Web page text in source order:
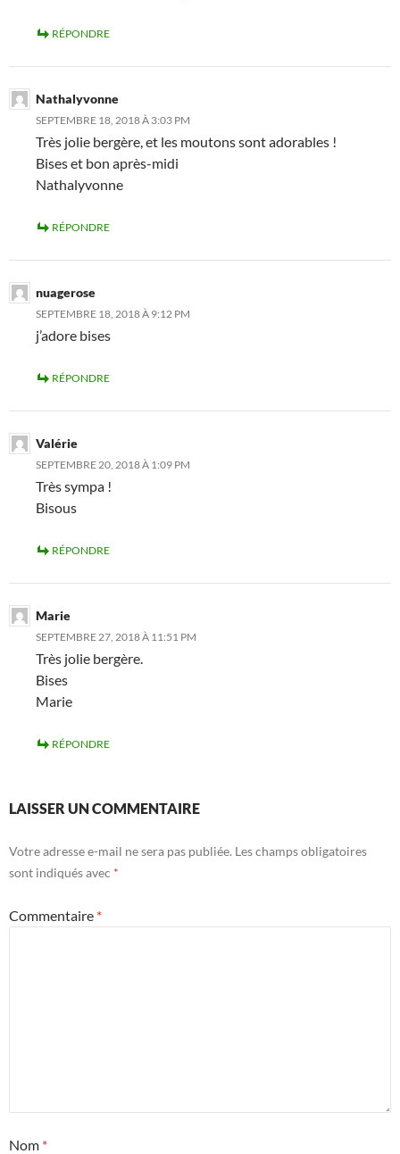
RÉPONDRE
Nathalyvonne
SEPTEMBRE 18, 2018 À 3:03 PM
Très jolie bergère, et les moutons sont adorables !
Bises et bon après-midi
Nathalyvonne
RÉPONDRE
nuagerose
SEPTEMBRE 18, 2018 À 9:12 PM
j’adore bises
RÉPONDRE
Valérie
SEPTEMBRE 20, 2018 À 1:09 PM
Très sympa !
Bisous
RÉPONDRE
Marie
SEPTEMBRE 27, 2018 À 11:51 PM
Très jolie bergère.
Bises
Marie
RÉPONDRE
LAISSER UN COMMENTAIRE
Votre adresse e-mail ne sera pas publiée. Les champs obligatoires
sont indiqués avec *
Commentaire *
Nom *